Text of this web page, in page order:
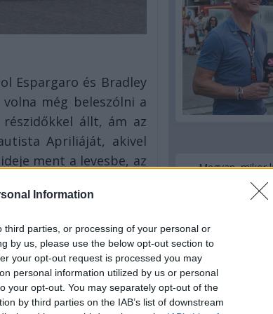
Information
parties, or processing of your personal or
by us, please use the below opt-out section to
your opt-out request is processed you may
personal information utilized by us or personal
your opt-out. You may separately opt-out of the
by third parties on the IAB’s list of downstream
Espargaro és Bradley
még beleszólni a
állt, ám az
Apriliáját, akivel
ment a levesbe, az
így Pol idejekorán
1.800 / 0.503
1.971 / 0.171
0.127 / 0.018
0.204 / 0.077
Megvan, mikor